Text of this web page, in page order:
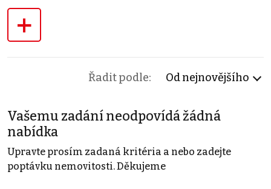
+
Řadit podle: Od nejnovějšího
Vašemu zadání neodpovídá žádná
nabídka
Upravte prosím zadaná kritéria a nebo zadejte
poptávku nemovitosti. Děkujeme